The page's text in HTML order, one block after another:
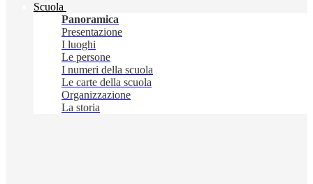
Scuola
Panoramica
Presentazione
I luoghi
Le persone
I numeri della scuola
Le carte della scuola
Organizzazione
La storia